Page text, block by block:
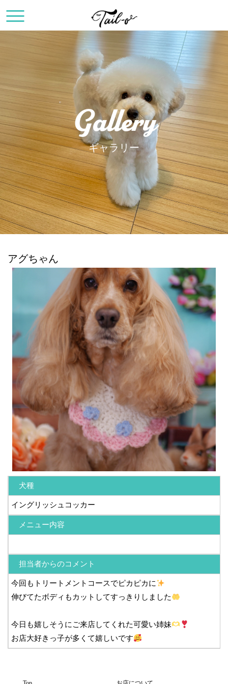
Gallery
ギャラリー
アグちゃん
犬種
イングリッシュコッカー
メニュー内容
担当者からのコメント
今回もトリートメントコースでピカピカに
伸びてたボディもカットしてすっきりしました
今日も嬉しそうにご来店してくれた可愛い姉妹
お店大好きっ子が多くて嬉しいです